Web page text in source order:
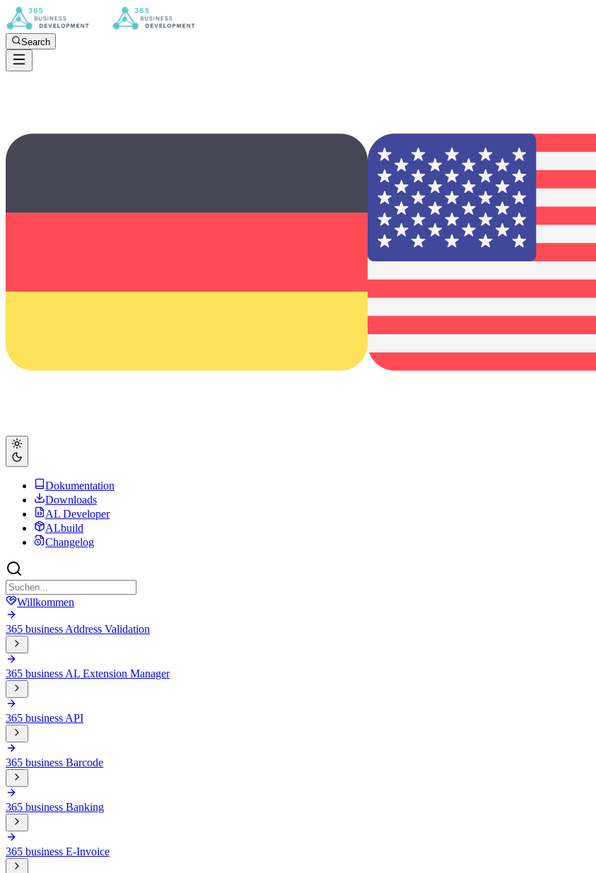
Search
Dokumentation
Downloads
AL Developer
ALbuild
Changelog
Willkommen
365 business Address Validation
365 business AL Extension Manager
365 business API
365 business Barcode
365 business Banking
365 business E-Invoice